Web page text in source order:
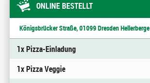
ONLINE BESTELLT
Königsbrücker Straße, 01099 Dresden Hellerberge
1x Pizza-Einladung
1x Pizza Veggie